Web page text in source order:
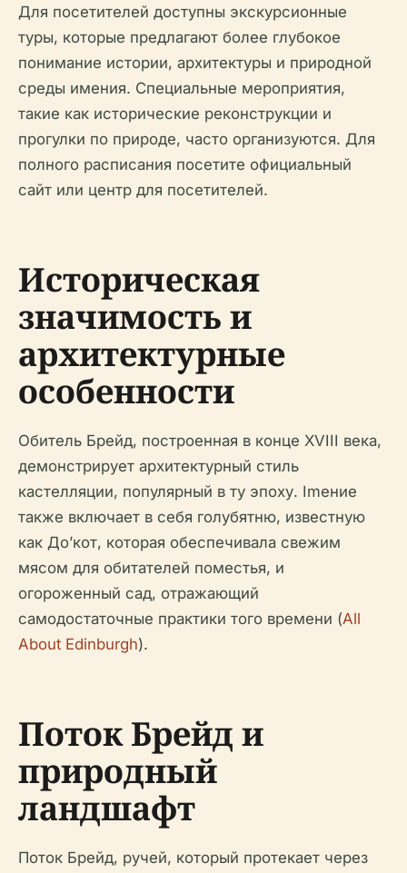
Для посетителей доступны экскурсионные
туры, которые предлагают более глубокое
понимание истории, архитектуры и природной
среды имения. Специальные мероприятия,
такие как исторические реконструкции и
прогулки по природе, часто организуются. Для
полного расписания посетите официальный
сайт или центр для посетителей.
Историческая
значимость и
архитектурные
особенности
Обитель Брейд, построенная в конце XVIII века,
демонстрирует архитектурный стиль
кастелляции, популярный в ту эпоху. Imение
также включает в себя голубятню, известную
как До’кот, которая обеспечивала свежим
мясом для обитателей поместья, и
огороженный сад, отражающий
самодостаточные практики того времени (All
About Edinburgh).
Поток Брейд и
природный
ландшафт
Поток Брейд, ручей, который протекает через